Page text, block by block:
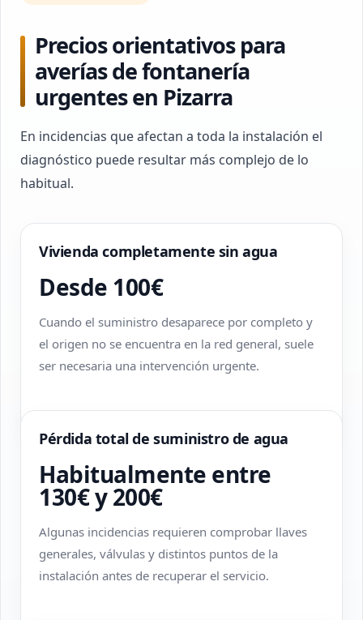
Precios orientativos para
averías de fontanería
urgentes en Pizarra
En incidencias que afectan a toda la instalación el
diagnóstico puede resultar más complejo de lo
habitual.
Vivienda completamente sin agua
Desde 100€
Cuando el suministro desaparece por completo y
el origen no se encuentra en la red general, suele
ser necesaria una intervención urgente.
Pérdida total de suministro de agua
Habitualmente entre
130€ y 200€
Algunas incidencias requieren comprobar llaves
generales, válvulas y distintos puntos de la
instalación antes de recuperar el servicio.